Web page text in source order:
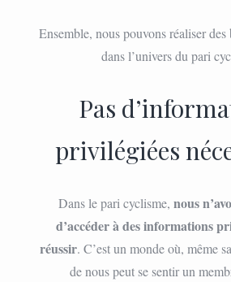
Ensemble, nous pouvons réaliser
dans l’univers du pari
Pas
privilégiées
Dans le pari cyclisme,nous
d’accéder à des informations
réussir. C’est un monde où, même
de nous peut se sentir un